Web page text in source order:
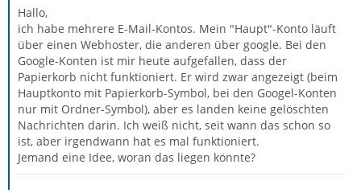
Hallo,
ich habe mehrere E-Mail-Kontos. Mein "Haupt"-Konto läuft
über einen Webhoster, die anderen über google. Bei den
Google-Konten ist mir heute aufgefallen, dass der
Papierkorb nicht funktioniert. Er wird zwar angezeigt (beim
Hauptkonto mit Papierkorb-Symbol, bei den Googel-Konten
nur mit Ordner-Symbol), aber es landen keine gelöschten
Nachrichten darin. Ich weiß nicht, seit wann das schon so
ist, aber irgendwann hat es mal funktioniert.
Jemand eine Idee, woran das liegen könnte?